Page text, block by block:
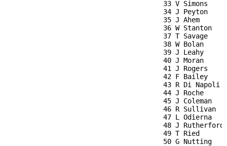
33 V Simons      Stepinac
34 J Peyton      Salle
35 J Ahem        Aug
36 W Stanton     Fordham
37 T Savage      LaSalle
38 W Bolan       BL
39 J Leahy       Bklyn P
40 J Moran       Aug
41 J Rogers      Aug
42 F Bailey      Power
43 R Di Napoli   Bklyn P
44 J Roche       St. Francis
45 J Coleman     BL
46 R Sullivan    St Francis
47 L Odierna     Mount
48 J Rutherford  Rice
49 T Ried        Iona prep
50 G Nutting     Brooklyn Prep